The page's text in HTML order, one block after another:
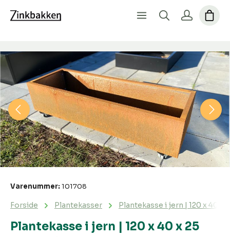
Spring over billedgalleri
Plantekasse i jern | 120 x 40 x 25
Forside Plantekasser Plantekasse i jern | 120 x 40 x
Varenummer: 101708